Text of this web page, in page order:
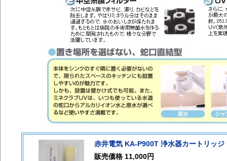
赤井電気 KA-P900T 浄水器カートリッジ
販売価格 11,000円